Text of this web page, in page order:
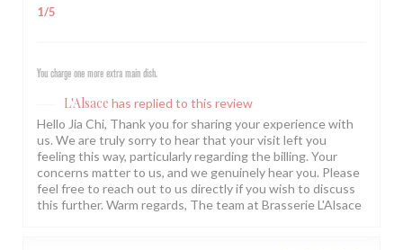
1/5
You charge one more extra main dish.
L'Alsace has replied to this review
Hello Jia Chi, Thank you for sharing your experience with
us. We are truly sorry to hear that your visit left you
feeling this way, particularly regarding the billing. Your
concerns matter to us, and we genuinely hear you. Please
feel free to reach out to us directly if you wish to discuss
this further. Warm regards, The team at Brasserie L'Alsace